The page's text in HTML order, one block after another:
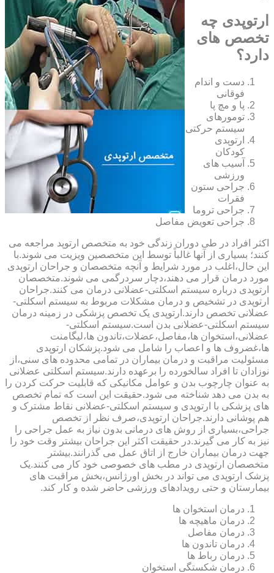
ارتوپدی چه
تخصص های
دارد؟
دست و اندام
فوقانی
پا و مچ پا
تومورهای
سیستم حرکتی
ارتوپدی
کودکان
آسیب های
ورزشی
جراحی ستون
فقرات
جراحی تروما
جراحی تعویض مفاصل
اکثر افراد در طی دوران زندگی خود به متخصص ارتوپد مراجعه می
کنند؛ بسیاری از آنها غالباً توسط این متخصصین ویزیت می شوند.با
این حال،اغلب در مورد شرایط و آنچه متخصصان و جراحان ارتوپدی
مورد درمان قرار می دهند،دچار سردرگمی می شوند.متخصصان
ارتوپدی درباره سیستم اسکلتی-عضلانی درمان می کنند.جراحان
ارتوپدی در تشخیص و درمان مشکلات مربوط به سیستم اسکلتی-
عضلانی تخصص دارند.ارتوپدی یک تخصص پزشکی در زمینه درمان
سیستم اسکلتی-عضلانی بدن است.سیستم اسکلتی-
عضلانی،استخوان ها،مفاصل،عضلات،تاندون ها،لیگامنت
ها،غضروف ها و اعصاب را شامل می شود.پزشکان ارتوپدی
مسئولیت مراقبت و درمان بیماران در تمامی محدوده های سنی،از
نوزادان تا افراد سالخورده را برعهده دارند.سیستم اسکلتی عضلانی
به عنوان چارچوب بدن و عوامل مکانیکی که قابلیت حرکت کردن را
به بدن می دهد شناخته می شود.حقیقت این است که تمام تخصص
های پزشکی با ارتوپدی و سیستم اسکلتی-عضلانی نقاط مشترک و
هم پوشانی دارند.جراحان ارتوپدی،صرف نظر از تخصص
جراحی،بسیاری از روش های درمانی بدون نیاز به عمل جراحی را
نیز به کار می گیرند.در حقیقت اکثر این جراحان بیشتر وقت خود را
جهت درمان بیماران خارج از اتاق عمل می گذرانند.بیشتر
متخصصان ارتوپدی در مطب های خصوصی خود کار می کنند.یک
پزشک ارتوپدی می تواند در بخش اورژانس،بخش مراقبت های
بیمارستان و حتی رویدادهای ورزشی حاضر شده و کار کند.
درمان استخوان ها
درمان ماهیچه ها
درمان مفاصل
درمان تاندون ها
درمان رباط ها
درمان شکستگی استخوان